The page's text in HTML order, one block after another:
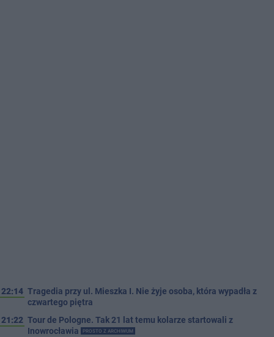
22:14 Tragedia przy ul. Mieszka I. Nie żyje osoba, która wypadła z
czwartego piętra
21:22 Tour de Pologne. Tak 21 lat temu kolarze startowali z
Inowrocławia
PROSTO Z ARCHIWUM